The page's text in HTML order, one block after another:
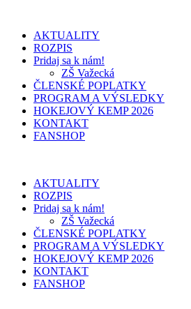
AKTUALITY
ROZPIS
Pridaj sa k nám!
ZŠ Važecká
ČLENSKÉ POPLATKY
PROGRAM A VÝSLEDKY
HOKEJOVÝ KEMP 2026
KONTAKT
FANSHOP
AKTUALITY
ROZPIS
Pridaj sa k nám!
ZŠ Važecká
ČLENSKÉ POPLATKY
PROGRAM A VÝSLEDKY
HOKEJOVÝ KEMP 2026
KONTAKT
FANSHOP